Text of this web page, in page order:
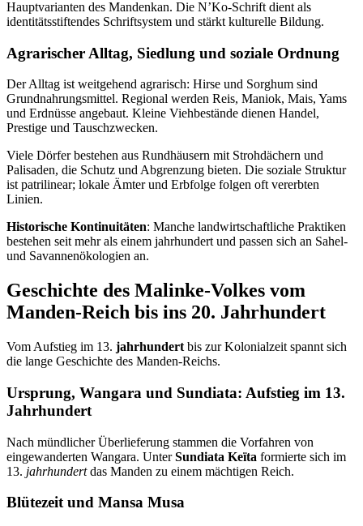
Hauptvarianten des Mandenkan. Die N’Ko-Schrift dient als
identitätsstiftendes Schriftsystem und stärkt kulturelle Bildung.
Agrarischer Alltag, Siedlung und soziale Ordnung
Der Alltag ist weitgehend agrarisch: Hirse und Sorghum sind
Grundnahrungsmittel. Regional werden Reis, Maniok, Mais, Yams
und Erdnüsse angebaut. Kleine Viehbestände dienen Handel,
Prestige und Tauschzwecken.
Viele Dörfer bestehen aus Rundhäusern mit Strohdächern und
Palisaden, die Schutz und Abgrenzung bieten. Die soziale Struktur
ist patrilinear; lokale Ämter und Erbfolge folgen oft vererbten
Linien.
Historische Kontinuitäten: Manche landwirtschaftliche Praktiken
bestehen seit mehr als einem jahrhundert und passen sich an Sahel-
und Savannenökologien an.
Geschichte des Malinke-Volkes vom
Manden-Reich bis ins 20. Jahrhundert
Vom Aufstieg im 13. jahrhundert bis zur Kolonialzeit spannt sich
die lange Geschichte des Manden-Reichs.
Ursprung, Wangara und Sundiata: Aufstieg im 13.
Jahrhundert
Nach mündlicher Überlieferung stammen die Vorfahren von
eingewanderten Wangara. UnterSundiata Keïta formierte sich im
13. jahrhundertdas Manden zu einem mächtigen Reich.
Blütezeit und Mansa Musa